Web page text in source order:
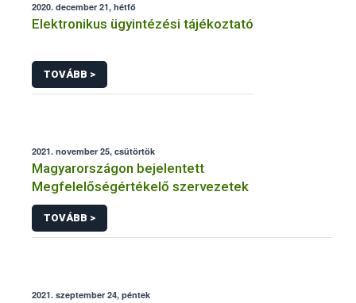
2020. december 21, hétfő
Elektronikus ügyintézési tájékoztató
TOVÁBB >
2021. november 25, csütörtök
Magyarországon bejelentett
Megfelelőségértékelő szervezetek
TOVÁBB >
2021. szeptember 24, péntek